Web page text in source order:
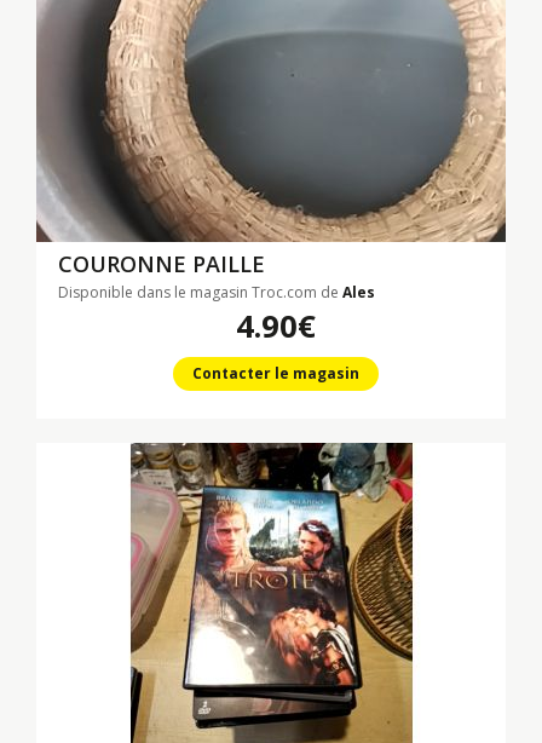
COURONNE PAILLE
Disponible dans le magasin Troc.com de Ales
4.90€
Contacter le magasin